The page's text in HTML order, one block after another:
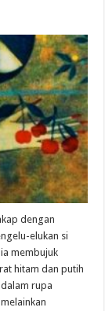
dengan
elukan si
membujuk
hitam dan putih
rupa